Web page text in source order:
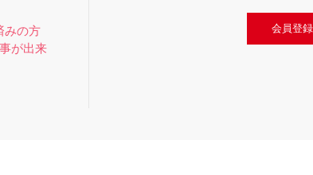
みの方
が出来
会員登録